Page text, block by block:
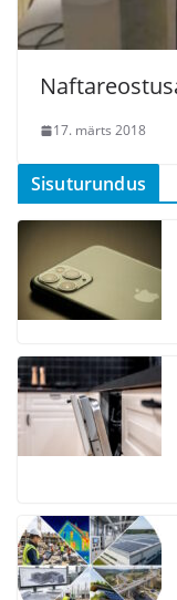
17. märts 2018
Sisuturundus